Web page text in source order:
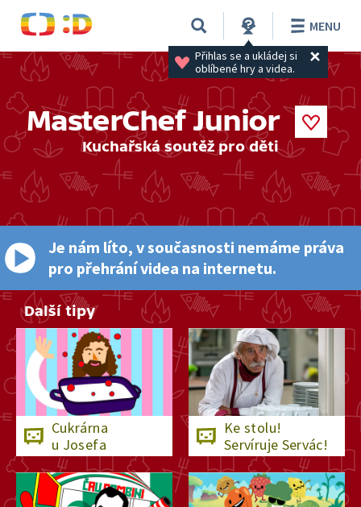
Přihlas se a ukládej si
oblíbené hry a videa.
MENU
MasterChef Junior
Kuchařská soutěž pro děti
Je nám líto, v současnosti nemáme práva
pro přehrání videa na internetu.
Další tipy
Cukrárna
u Josefa
Ke stolu!
Servíruje Servác!